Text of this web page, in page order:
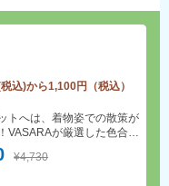
込)から1,100円（税込）
¥4,730
トへは、着物姿での散策が
VASARAが厳選した色合い
からお好みの一着をお楽し
。手ぶらでOK！着付け・